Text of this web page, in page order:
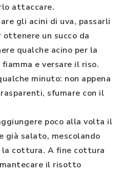
attaccare.
gli acini di uva, passarli
ottenere un succo da
qualche acino per la
e versare il riso.
minuto: non appena
sfumare con il
poco alla volta il
già salato, mescolando
la cottura. A fine cottura
il risotto